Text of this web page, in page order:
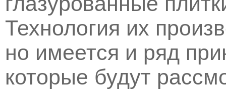
Технология их
но имеется и ряд
которые будут